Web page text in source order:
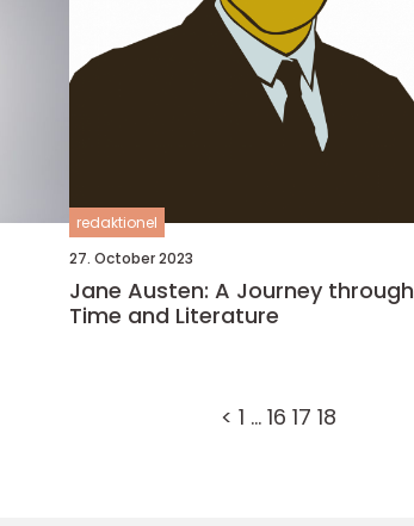
redaktionel
27. October 2023
Jane Austen: A Journey through
Time and Literature
< 1 … 16 17 18